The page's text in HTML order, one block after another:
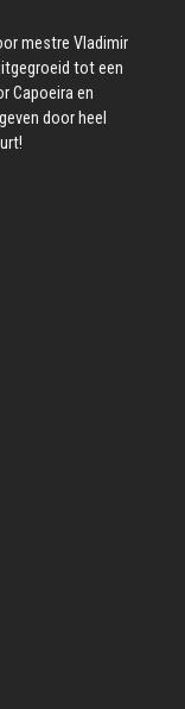
mestre Vladimir
tot een
Capoeira en
door heel